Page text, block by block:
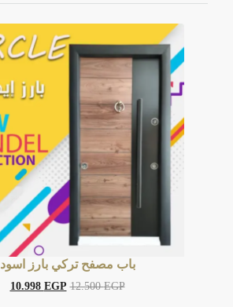
باب مصفح تركي بارز اسود
12.500EGP
10.998 EGP